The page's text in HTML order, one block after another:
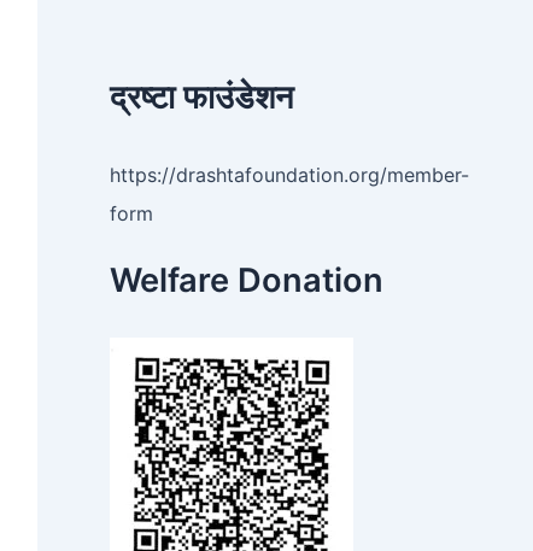
द्रष्टा फाउंडेशन
https://drashtafoundation.org/member-
form
Welfare Donation